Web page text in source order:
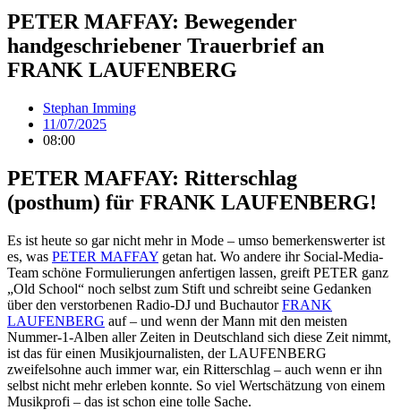
PETER MAFFAY: Bewegender
handgeschriebener Trauerbrief an
FRANK LAUFENBERG
Stephan Imming
11/07/2025
08:00
PETER MAFFAY: Ritterschlag
(posthum) für FRANK LAUFENBERG!
Es ist heute so gar nicht mehr in Mode – umso bemerkenswerter ist
es, was PETER MAFFAY getan hat. Wo andere ihr Social-Media-
Team schöne Formulierungen anfertigen lassen, greift PETER ganz
„Old School“ noch selbst zum Stift und schreibt seine Gedanken
über den verstorbenen Radio-DJ und BuchautorFRANK
LAUFENBERG auf – und wenn der Mann mit den meisten
Nummer-1-Alben aller Zeiten in Deutschland sich diese Zeit nimmt,
ist das für einen Musikjournalisten, der LAUFENBERG
zweifelsohne auch immer war, ein Ritterschlag – auch wenn er ihn
selbst nicht mehr erleben konnte. So viel Wertschätzung von einem
Musikprofi – das ist schon eine tolle Sache.